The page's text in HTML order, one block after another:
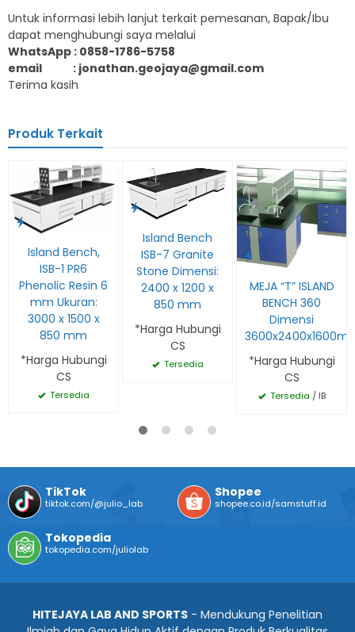
Untuk informasi lebih lanjut terkait pemesanan, Bapak/Ibu
dapat menghubungi saya melalui
WhatsApp : 0858-1786-5758
email : jonathan.geojaya@gmail.com
Terima kasih
Produk Terkait
Island Bench,
ISB-1 PR6
Phenolic Resin 6
mm Ukuran:
3000 x 1500 x
850 mm
*Harga Hubungi
CS
Tersedia
Island Bench
ISB-7 Granite
Stone Dimensi:
2400 x 1200 x
850 mm
*Harga Hubungi
CS
Tersedia
MEJA “T” ISLAND
BENCH 360
Dimensi
*Harga Hubungi
CS
Tersedia / IB
TikTok
tiktok.com/@julio_lab
Shopee
shopee.co.id/samstuff.id
Tokopedia
tokopedia.com/juliolab
HITEJAYA LAB AND SPORTS - Mendukung Penelitian